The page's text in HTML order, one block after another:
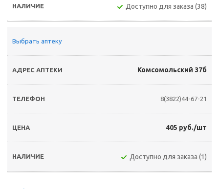
Доступно для заказа (38)
Выбрать аптеку
Комсомольский 37б
8(3822)44-67-21
405 руб./шт
Доступно для заказа (1)